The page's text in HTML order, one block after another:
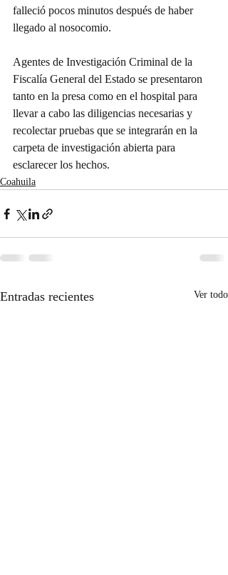
falleció pocos minutos después de haber
llegado al nosocomio.
Agentes de Investigación Criminal de la
Fiscalía General del Estado se presentaron
tanto en la presa como en el hospital para
llevar a cabo las diligencias necesarias y
recolectar pruebas que se integrarán en la
carpeta de investigación abierta para
esclarecer los hechos.
Coahuila
Entradas recientes Ver todo